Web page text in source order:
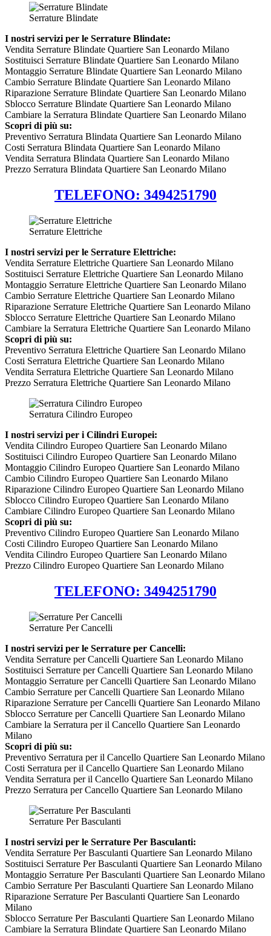
Serrature Blindate
I nostri servizi per le Serrature Blindate:
Vendita Serrature Blindate Quartiere San Leonardo Milano
Sostituisci Serrature Blindate Quartiere San Leonardo Milano
Montaggio Serrature Blindate Quartiere San Leonardo Milano
Cambio Serrature Blindate Quartiere San Leonardo Milano
Riparazione Serrature Blindate Quartiere San Leonardo Milano
Sblocco Serrature Blindate Quartiere San Leonardo Milano
Cambiare la Serratura Blindate Quartiere San Leonardo Milano
Scopri di più su:
Preventivo Serratura Blindata Quartiere San Leonardo Milano
Costi Serratura Blindata Quartiere San Leonardo Milano
Vendita Serratura Blindata Quartiere San Leonardo Milano
Prezzo Serratura Blindata Quartiere San Leonardo Milano
TELEFONO: 3494251790
Serrature Elettriche
I nostri servizi per le Serrature Elettriche:
Vendita Serrature Elettriche Quartiere San Leonardo Milano
Sostituisci Serrature Elettriche Quartiere San Leonardo Milano
Montaggio Serrature Elettriche Quartiere San Leonardo Milano
Cambio Serrature Elettriche Quartiere San Leonardo Milano
Riparazione Serrature Elettriche Quartiere San Leonardo Milano
Sblocco Serrature Elettriche Quartiere San Leonardo Milano
Cambiare la Serratura Elettriche Quartiere San Leonardo Milano
Scopri di più su:
Preventivo Serratura Elettriche Quartiere San Leonardo Milano
Costi Serratura Elettriche Quartiere San Leonardo Milano
Vendita Serratura Elettriche Quartiere San Leonardo Milano
Prezzo Serratura Elettriche Quartiere San Leonardo Milano
Serratura Cilindro Europeo
I nostri servizi per i Cilindri Europei:
Vendita Cilindro Europeo Quartiere San Leonardo Milano
Sostituisci Cilindro Europeo Quartiere San Leonardo Milano
Montaggio Cilindro Europeo Quartiere San Leonardo Milano
Cambio Cilindro Europeo Quartiere San Leonardo Milano
Riparazione Cilindro Europeo Quartiere San Leonardo Milano
Sblocco Cilindro Europeo Quartiere San Leonardo Milano
Cambiare Cilindro Europeo Quartiere San Leonardo Milano
Scopri di più su:
Preventivo Cilindro Europeo Quartiere San Leonardo Milano
Costi Cilindro Europeo Quartiere San Leonardo Milano
Vendita Cilindro Europeo Quartiere San Leonardo Milano
Prezzo Cilindro Europeo Quartiere San Leonardo Milano
TELEFONO: 3494251790
Serrature Per Cancelli
I nostri servizi per le Serrature per Cancelli:
Vendita Serrature per Cancelli Quartiere San Leonardo Milano
Sostituisci Serrature per Cancelli Quartiere San Leonardo Milano
Montaggio Serrature per Cancelli Quartiere San Leonardo Milano
Cambio Serrature per Cancelli Quartiere San Leonardo Milano
Riparazione Serrature per Cancelli Quartiere San Leonardo Milano
Sblocco Serrature per Cancelli Quartiere San Leonardo Milano
Cambiare la Serratura per il Cancello Quartiere San Leonardo
Milano
Scopri di più su:
Preventivo Serratura per il Cancello Quartiere San Leonardo Milano
Costi Serratura per il Cancello Quartiere San Leonardo Milano
Vendita Serratura per il Cancello Quartiere San Leonardo Milano
Prezzo Serratura per Cancello Quartiere San Leonardo Milano
Serrature Per Basculanti
I nostri servizi per le Serrature Per Basculanti:
Vendita Serrature Per Basculanti Quartiere San Leonardo Milano
Sostituisci Serrature Per Basculanti Quartiere San Leonardo Milano
Montaggio Serrature Per Basculanti Quartiere San Leonardo Milano
Cambio Serrature Per Basculanti Quartiere San Leonardo Milano
Riparazione Serrature Per Basculanti Quartiere San Leonardo
Milano
Sblocco Serrature Per Basculanti Quartiere San Leonardo Milano
Cambiare la Serratura Blindate Quartiere San Leonardo Milano